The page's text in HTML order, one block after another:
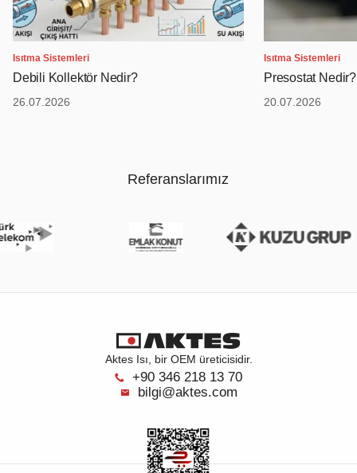
Isıtma Sistemleri
26.07.2026
Debili Kollektör Nedir?
Isıtma Sistemleri
20.07.2026
Presostat Nedir?
Referanslarımız
Aktes Isı, bir OEM üreticisidir.
+90 346 218 13 70
bilgi@aktes.com